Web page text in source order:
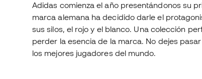
Adidas comienza el año presentándonos su
marca alemana ha decidido darle el
sus silos, el rojo y el blanco. Una colección
perder la esencia de la marca. No dejes
los mejores jugadores del mundo.